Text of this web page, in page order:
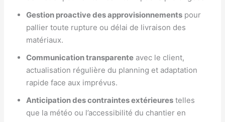
Gestion proactive des approvisionnements pour
pallier toute rupture ou délai de livraison des
matériaux.
Communication transparente avec le client,
actualisation régulière du planning et adaptation
rapide face aux imprévus.
Anticipation des contraintes extérieures telles
que la météo ou l’accessibilité du chantier en